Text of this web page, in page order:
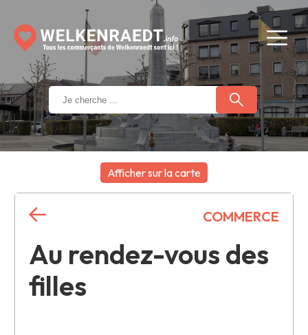
Afficher sur la carte
Au rendez-vous des
filles
COMMERCE
+
−